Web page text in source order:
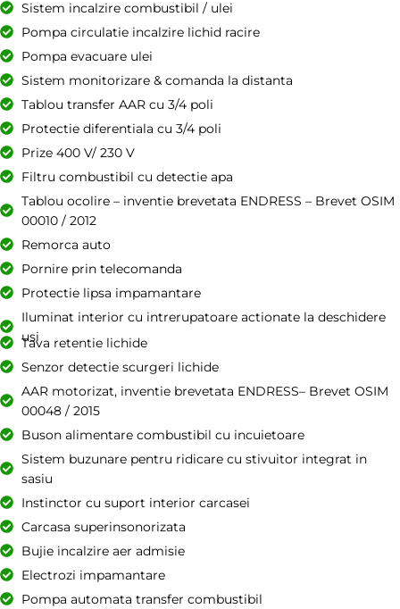
Sistem incalzire combustibil / ulei
Pompa circulatie incalzire lichid racire
Pompa evacuare ulei
Sistem monitorizare & comanda la distanta
Tablou transfer AAR cu 3/4 poli
Protectie diferentiala cu 3/4 poli
Prize 400 V/ 230 V
Filtru combustibil cu detectie apa
Tablou ocolire – inventie brevetata ENDRESS – Brevet OSIM
00010 / 2012
Remorca auto
Pornire prin telecomanda
Protectie lipsa impamantare
Iluminat interior cu intrerupatoare actionate la deschidere
usi
Tava retentie lichide
Senzor detectie scurgeri lichide
AAR motorizat, inventie brevetata ENDRESS– Brevet OSIM
00048 / 2015
Buson alimentare combustibil cu incuietoare
Sistem buzunare pentru ridicare cu stivuitor integrat in
sasiu
Instinctor cu suport interior carcasei
Carcasa superinsonorizata
Bujie incalzire aer admisie
Electrozi impamantare
Pompa automata transfer combustibil